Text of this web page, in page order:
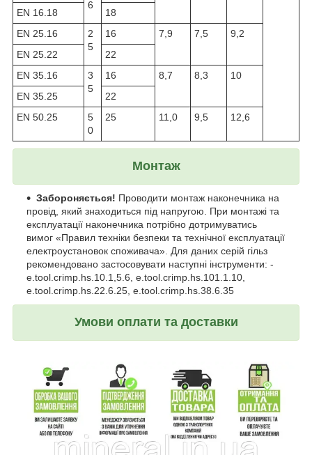
6
ЕN 16.18
18
ЕN 25.16
2
5
16 7,9 7,5
9,2
ЕN 25.22
22
ЕN 35.16
3
5
16 8,7 8,3
10
ЕN 35.25
22
ЕN 50.25
5
0
25 11,0 9,5 12,6
Монтаж
Забороняється! Проводити монтаж наконечника на
провід, який знаходиться під напругою. При монтажі та
експлуатації наконечника потрібно дотримуватись
вимог «Правил техніки безпеки та технічної експлуатації
електроустановок споживача». Для даних серій гільз
рекомендовано застосовувати наступні інструменти: -
e.tool.crimp.hs.10.1,5.6, e.tool.crimp.hs.101.1.10,
e.tool.crimp.hs.22.6.25, e.tool.crimp.hs.38.6.35
Умови оплати та доставки